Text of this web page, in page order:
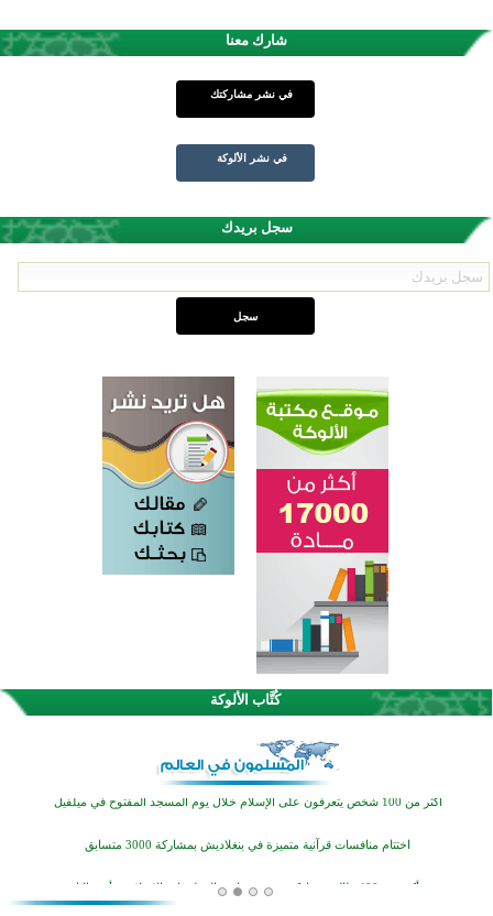
شارك معنا
في نشر مشاركتك
في نشر الألوكة
سجل بريدك
كُتَّاب الألوكة
افتتاح تاريخي لأول مسجد في بلييفليا بالجبل الأسود منذ أكثر من قرن